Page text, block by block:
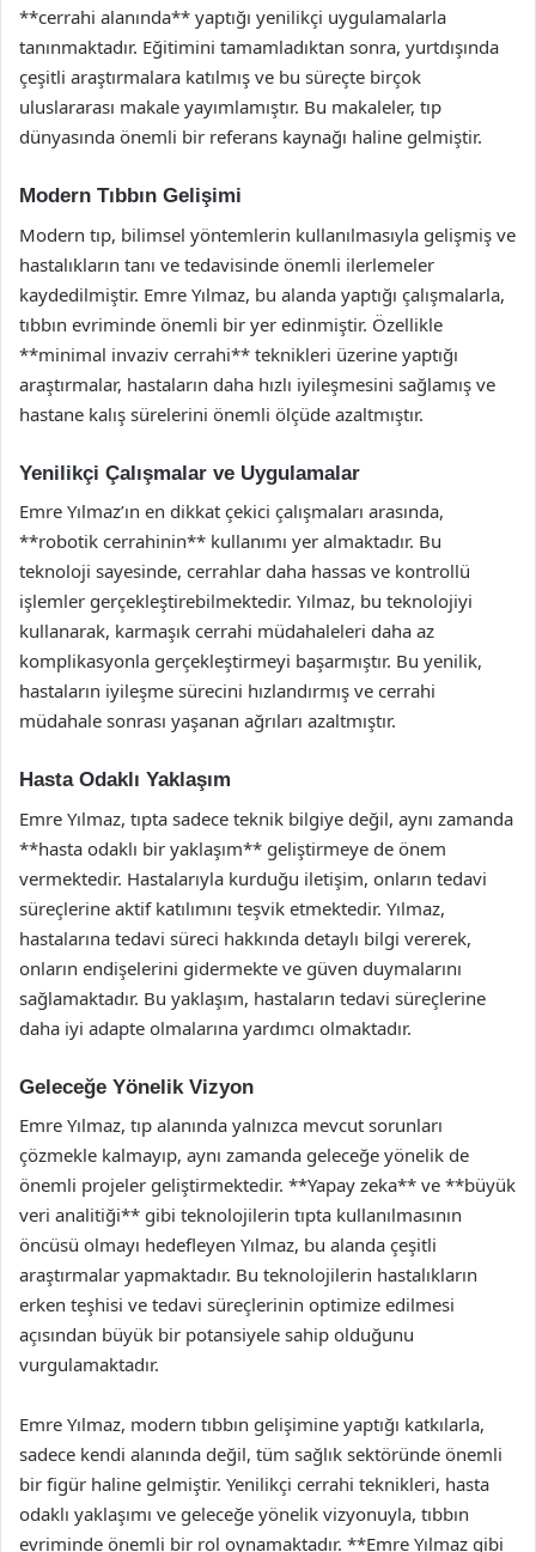
**cerrahi alanında** yaptığı yenilikçi uygulamalarla
tanınmaktadır. Eğitimini tamamladıktan sonra, yurtdışında
çeşitli araştırmalara katılmış ve bu süreçte birçok
uluslararası makale yayımlamıştır. Bu makaleler, tıp
dünyasında önemli bir referans kaynağı haline gelmiştir.
Modern Tıbbın Gelişimi
Modern tıp, bilimsel yöntemlerin kullanılmasıyla gelişmiş ve
hastalıkların tanı ve tedavisinde önemli ilerlemeler
kaydedilmiştir. Emre Yılmaz, bu alanda yaptığı çalışmalarla,
tıbbın evriminde önemli bir yer edinmiştir. Özellikle
**minimal invaziv cerrahi** teknikleri üzerine yaptığı
araştırmalar, hastaların daha hızlı iyileşmesini sağlamış ve
hastane kalış sürelerini önemli ölçüde azaltmıştır.
Yenilikçi Çalışmalar ve Uygulamalar
Emre Yılmaz’ın en dikkat çekici çalışmaları arasında,
**robotik cerrahinin** kullanımı yer almaktadır. Bu
teknoloji sayesinde, cerrahlar daha hassas ve kontrollü
işlemler gerçekleştirebilmektedir. Yılmaz, bu teknolojiyi
kullanarak, karmaşık cerrahi müdahaleleri daha az
komplikasyonla gerçekleştirmeyi başarmıştır. Bu yenilik,
hastaların iyileşme sürecini hızlandırmış ve cerrahi
müdahale sonrası yaşanan ağrıları azaltmıştır.
Hasta Odaklı Yaklaşım
Emre Yılmaz, tıpta sadece teknik bilgiye değil, aynı zamanda
**hasta odaklı bir yaklaşım** geliştirmeye de önem
vermektedir. Hastalarıyla kurduğu iletişim, onların tedavi
süreçlerine aktif katılımını teşvik etmektedir. Yılmaz,
hastalarına tedavi süreci hakkında detaylı bilgi vererek,
onların endişelerini gidermekte ve güven duymalarını
sağlamaktadır. Bu yaklaşım, hastaların tedavi süreçlerine
daha iyi adapte olmalarına yardımcı olmaktadır.
Geleceğe Yönelik Vizyon
Emre Yılmaz, tıp alanında yalnızca mevcut sorunları
çözmekle kalmayıp, aynı zamanda geleceğe yönelik de
önemli projeler geliştirmektedir. **Yapay zeka** ve **büyük
veri analitiği** gibi teknolojilerin tıpta kullanılmasının
öncüsü olmayı hedefleyen Yılmaz, bu alanda çeşitli
araştırmalar yapmaktadır. Bu teknolojilerin hastalıkların
erken teşhisi ve tedavi süreçlerinin optimize edilmesi
açısından büyük bir potansiyele sahip olduğunu
vurgulamaktadır.
Emre Yılmaz, modern tıbbın gelişimine yaptığı katkılarla,
sadece kendi alanında değil, tüm sağlık sektöründe önemli
bir figür haline gelmiştir. Yenilikçi cerrahi teknikleri, hasta
odaklı yaklaşımı ve geleceğe yönelik vizyonuyla, tıbbın
evriminde önemli bir rol oynamaktadır. **Emre Yılmaz gibi